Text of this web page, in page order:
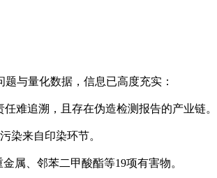
与量化数据，信息已高度充实：
难追溯，且存在伪造检测报告的产业链。
染来自印染环节。
属、邻苯二甲酸酯等19项有害物。